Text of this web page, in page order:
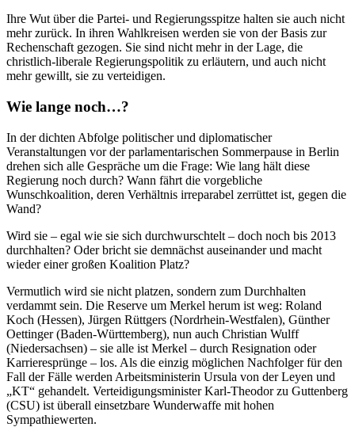
Ihre Wut über die Partei- und Regierungsspitze halten sie auch nicht
mehr zurück. In ihren Wahlkreisen werden sie von der Basis zur
Rechenschaft gezogen. Sie sind nicht mehr in der Lage, die
christlich-liberale Regierungspolitik zu erläutern, und auch nicht
mehr gewillt, sie zu verteidigen.
Wie lange noch…?
In der dichten Abfolge politischer und diplomatischer
Veranstaltungen vor der parlamentarischen Sommerpause in Berlin
drehen sich alle Gespräche um die Frage: Wie lang hält diese
Regierung noch durch? Wann fährt die vorgebliche
Wunschkoalition, deren Verhältnis irreparabel zerrüttet ist, gegen die
Wand?
Wird sie – egal wie sie sich durchwurschtelt – doch noch bis 2013
durchhalten? Oder bricht sie demnächst auseinander und macht
wieder einer großen Koalition Platz?
Vermutlich wird sie nicht platzen, sondern zum Durchhalten
verdammt sein. Die Reserve um Merkel herum ist weg: Roland
Koch (Hessen), Jürgen Rüttgers (Nordrhein-Westfalen), Günther
Oettinger (Baden-Württemberg), nun auch Christian Wulff
(Niedersachsen) – sie alle ist Merkel – durch Resignation oder
Karrieresprünge – los. Als die einzig möglichen Nachfolger für den
Fall der Fälle werden Arbeitsministerin Ursula von der Leyen und
„KT“ gehandelt. Verteidigungsminister Karl-Theodor zu Guttenberg
(CSU) ist überall einsetzbare Wunderwaffe mit hohen
Sympathiewerten.